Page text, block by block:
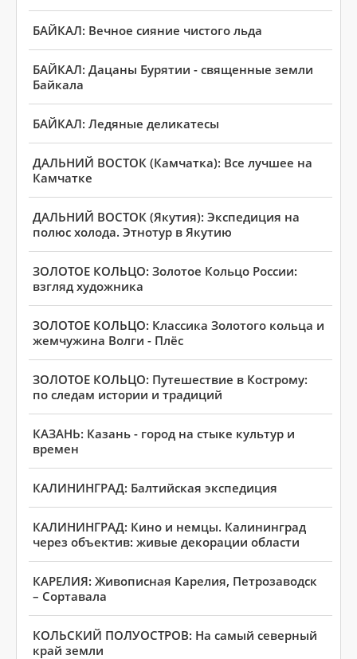
БАЙКАЛ: Вечное сияние чистого льда
БАЙКАЛ: Дацаны Бурятии - священные земли
Байкала
БАЙКАЛ: Ледяные деликатесы
ДАЛЬНИЙ ВОСТОК (Камчатка): Все лучшее на
Камчатке
ДАЛЬНИЙ ВОСТОК (Якутия): Экспедиция на
полюс холода. Этнотур в Якутию
ЗОЛОТОЕ КОЛЬЦО: Золотое Кольцо России:
взгляд художника
ЗОЛОТОЕ КОЛЬЦО: Классика Золотого кольца и
жемчужина Волги - Плёс
ЗОЛОТОЕ КОЛЬЦО: Путешествие в Кострому:
по следам истории и традиций
КАЗАНЬ: Казань - город на стыке культур и
времен
КАЛИНИНГРАД: Балтийская экспедиция
КАЛИНИНГРАД: Кино и немцы. Калининград
через объектив: живые декорации области
КАРЕЛИЯ: Живописная Карелия, Петрозаводск
– Сортавала
КОЛЬСКИЙ ПОЛУОСТРОВ: На самый северный
край земли